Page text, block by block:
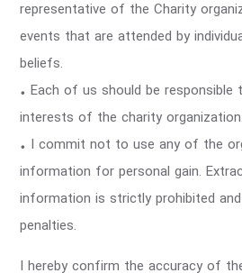
representative of the Charity
events that are attended by
beliefs.
• Each of us should be responsible
interests of the charity organization.
• I commit not to use any of the
information for personal gain.
information is strictly prohibited
penalties.
I hereby confirm the accuracy of